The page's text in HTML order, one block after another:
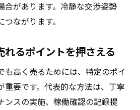
合があります。冷静な交渉姿勢
ながります。
るポイントを押さえる
も高く売るためには、特定のポイ
重要です。代表的な方法は、丁寧
ンスの実施、稼働確認の記録提